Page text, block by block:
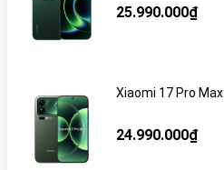
25.990.000₫
Xiaomi 17 Pro Max
24.990.000₫